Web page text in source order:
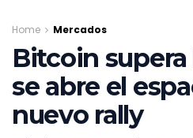
Home Mercados
Bitcoin supera
se abre el
nuevo rally